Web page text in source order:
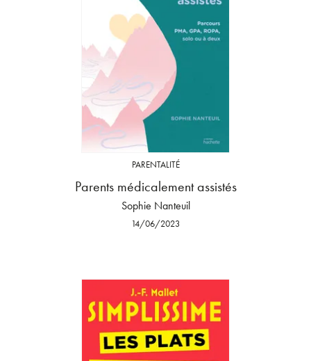
PARENTALITÉ
Parents médicalement assistés
Sophie Nanteuil
14/06/2023